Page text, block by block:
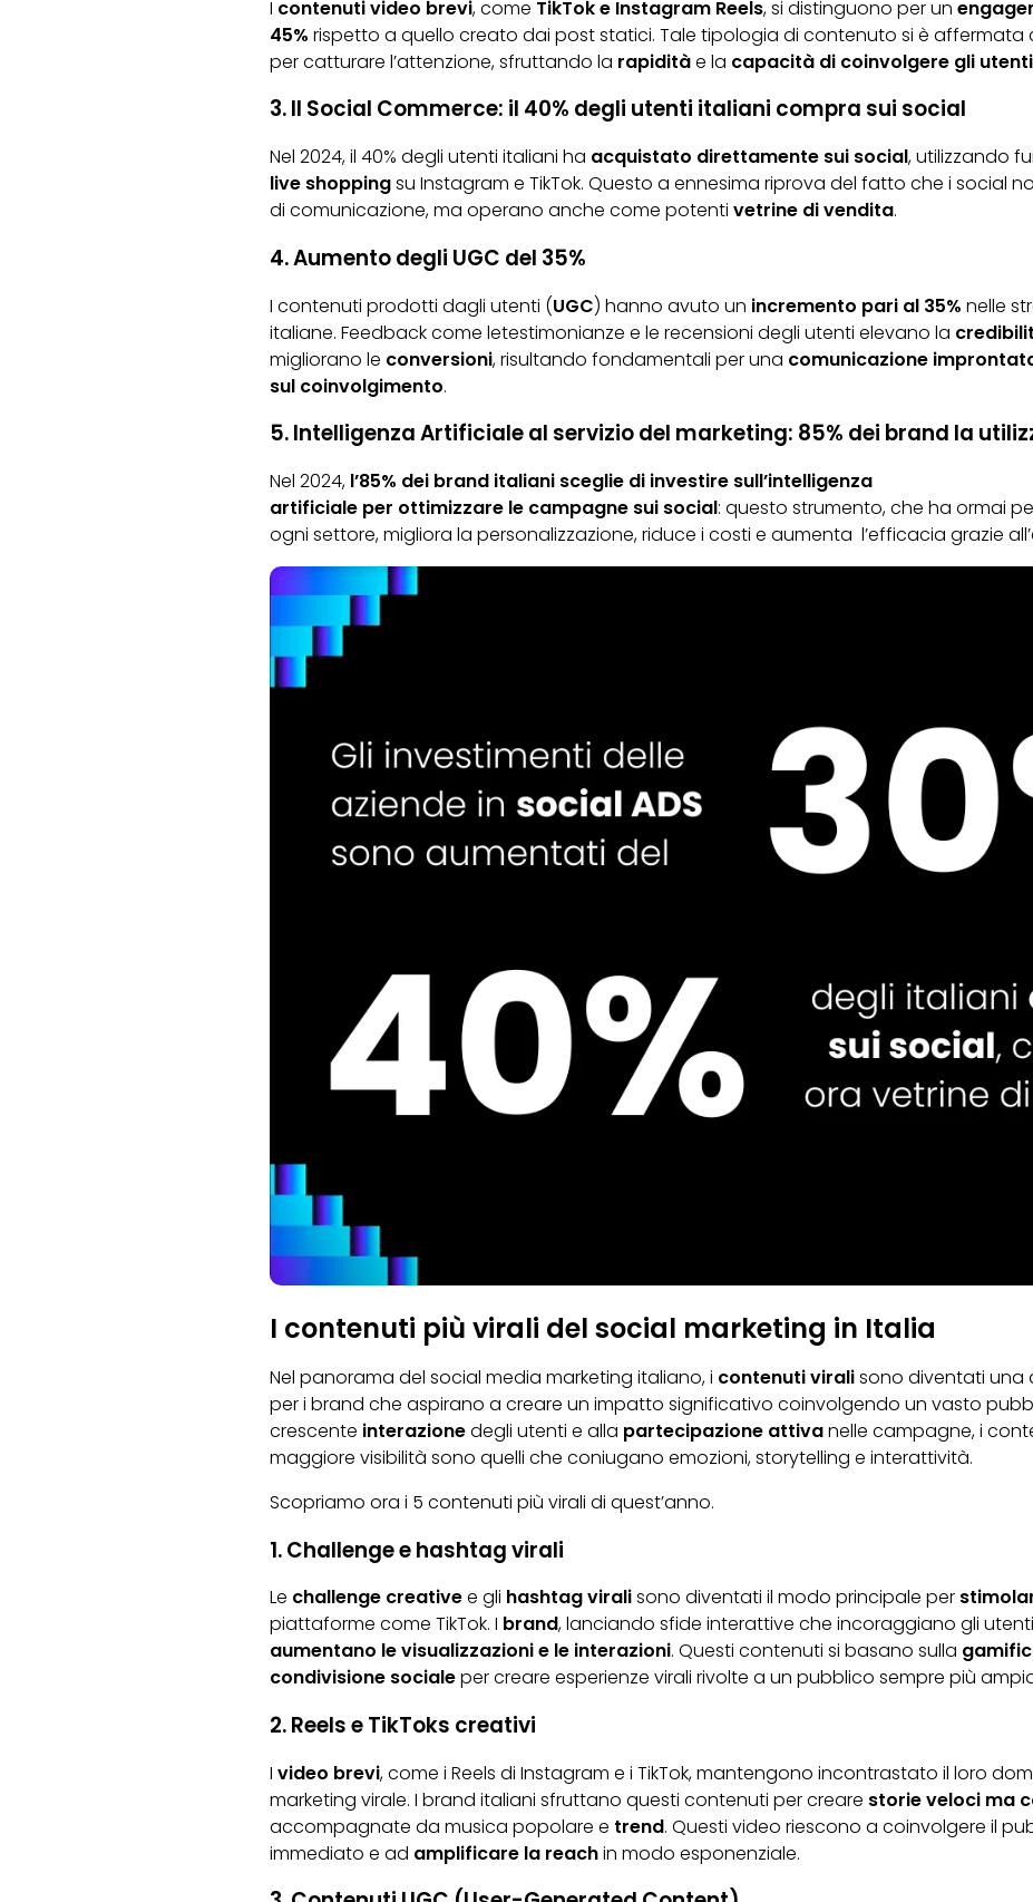
I contenuti video brevi, come TikTok e Instagram Reels, si distinguono per un
45% rispetto a quello creato dai post statici. Tale tipologia di contenuto si è affermata
per catturare l’attenzione, sfruttando la rapiditàe la capacità di coinvolgere gli
3. Il Social Commerce: il 40% degli utenti italiani compra sui social
Nel 2024, il 40% degli utenti italiani ha acquistato direttamente sui social, utilizzando
live shoppingsu Instagram e TikTok. Questo a ennesima riprova del fatto che i social
di comunicazione, ma operano anche come potenti vetrine di vendita.
4. Aumento degli UGC del 35%
I contenuti prodotti dagli utenti (UGC) hanno avuto un incremento pari al 35% nelle
italiane. Feedback come letestimonianze e le recensioni degli utenti elevano la
migliorano le conversioni, risultando fondamentali per una comunicazione
sul coinvolgimento.
5. Intelligenza Artificiale al servizio del marketing: 85% dei brand la
Nel 2024, l’85% dei brand italiani sceglie di investire sull’intelligenza
artificiale per ottimizzare le campagne sui social: questo strumento, che ha ormai
ogni settore, migliora la personalizzazione, riduce i costi e aumenta l’efficacia grazie
I contenuti più virali del social marketing in Italia
Nel panorama del social media marketing italiano, i contenuti viralisono diventati una
per i brand che aspirano a creare un impatto significativo coinvolgendo un vasto
crescente interazionedegli utenti e alla partecipazione attivanelle campagne, i
maggiore visibilità sono quelli che coniugano emozioni, storytelling e interattività.
Scopriamo ora i 5 contenuti più virali di quest’anno.
1. Challenge e hashtag virali
Le challenge creativee gli hashtag viralisono diventati il modo principale per
piattaforme come TikTok. I brand, lanciando sfide interattive che incoraggiano gli
aumentano le visualizzazioni e le interazioni. Questi contenuti si basano sulla
condivisione socialeper creare esperienze virali rivolte a un pubblico sempre più
2. Reels e TikToks creativi
I video brevi, come i Reels di Instagram e i TikTok, mantengono incontrastato il loro
marketing virale. I brand italiani sfruttano questi contenuti per creare storie veloci ma
accompagnate da musica popolare e trend. Questi video riescono a coinvolgere il
immediato e ad amplificare la reachin modo esponenziale.